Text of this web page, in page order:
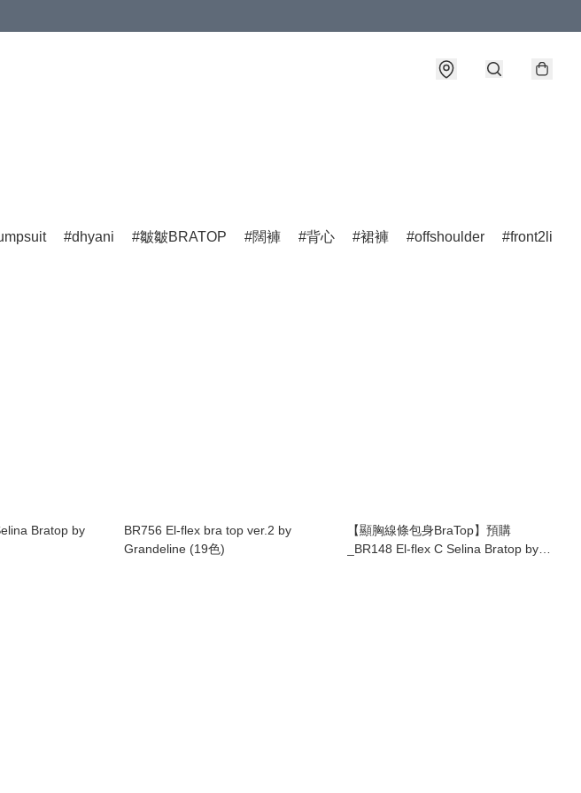
dhyani 皺皺BRATOP 闊褲 背心 裙褲 offshoulder front2line
Bratop by
BR756 El-flex bra top ver.2 by
Grandeline (19色)
【顯胸線條包身BraTop】預購
_BR148 El-flex C Selina Bratop by